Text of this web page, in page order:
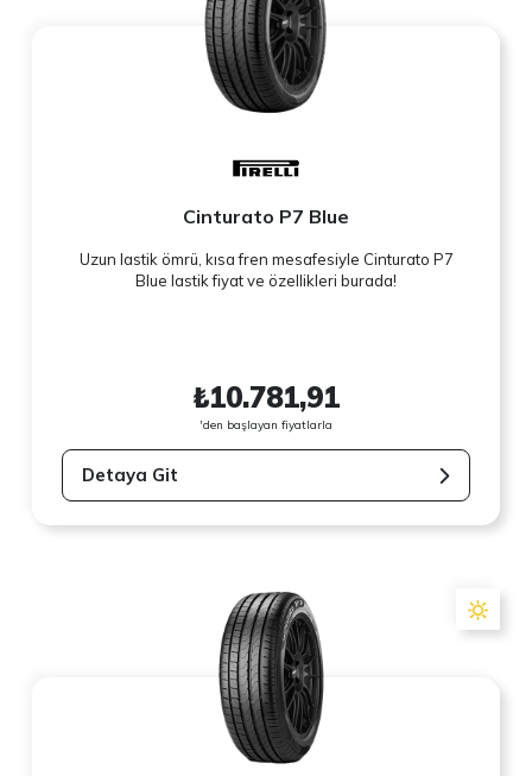
Cinturato P7 Blue
Uzun lastik ömrü, kısa fren mesafesiyle Cinturato P7
Blue lastik fiyat ve özellikleri burada!
₺10.781,91
'den başlayan fiyatlarla
Detaya Git